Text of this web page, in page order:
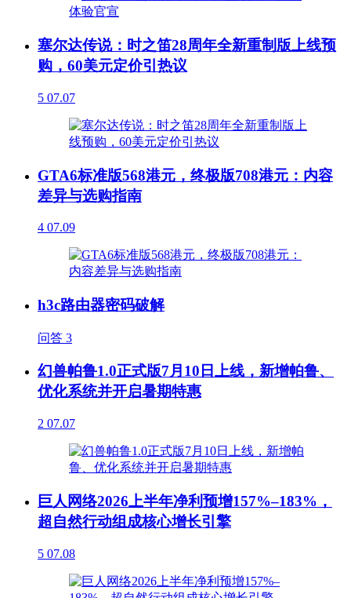
塞尔达传说：时之笛28周年全新重制版上线预
购，60美元定价引热议
5 07.07
GTA6标准版568港元，终极版708港元：内容
差异与选购指南
4 07.09
h3c路由器密码破解
问答 3
幻兽帕鲁1.0正式版7月10日上线，新增帕鲁、
优化系统并开启暑期特惠
2 07.07
巨人网络2026上半年净利预增157%–183%，
超自然行动组成核心增长引擎
5 07.08